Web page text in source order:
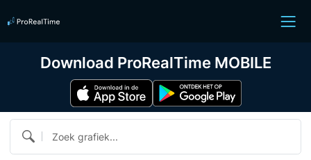
Zoek grafiek...
Download ProRealTime MOBILE